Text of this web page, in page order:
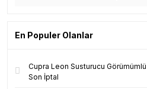
En Populer Olanlar
Cupra Leon Susturucu Görümümlü
Son İptal